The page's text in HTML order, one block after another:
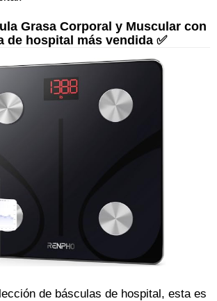
Grasa Corporal y Muscular con
de hospital más vendida ✅
de básculas de hospital, esta es